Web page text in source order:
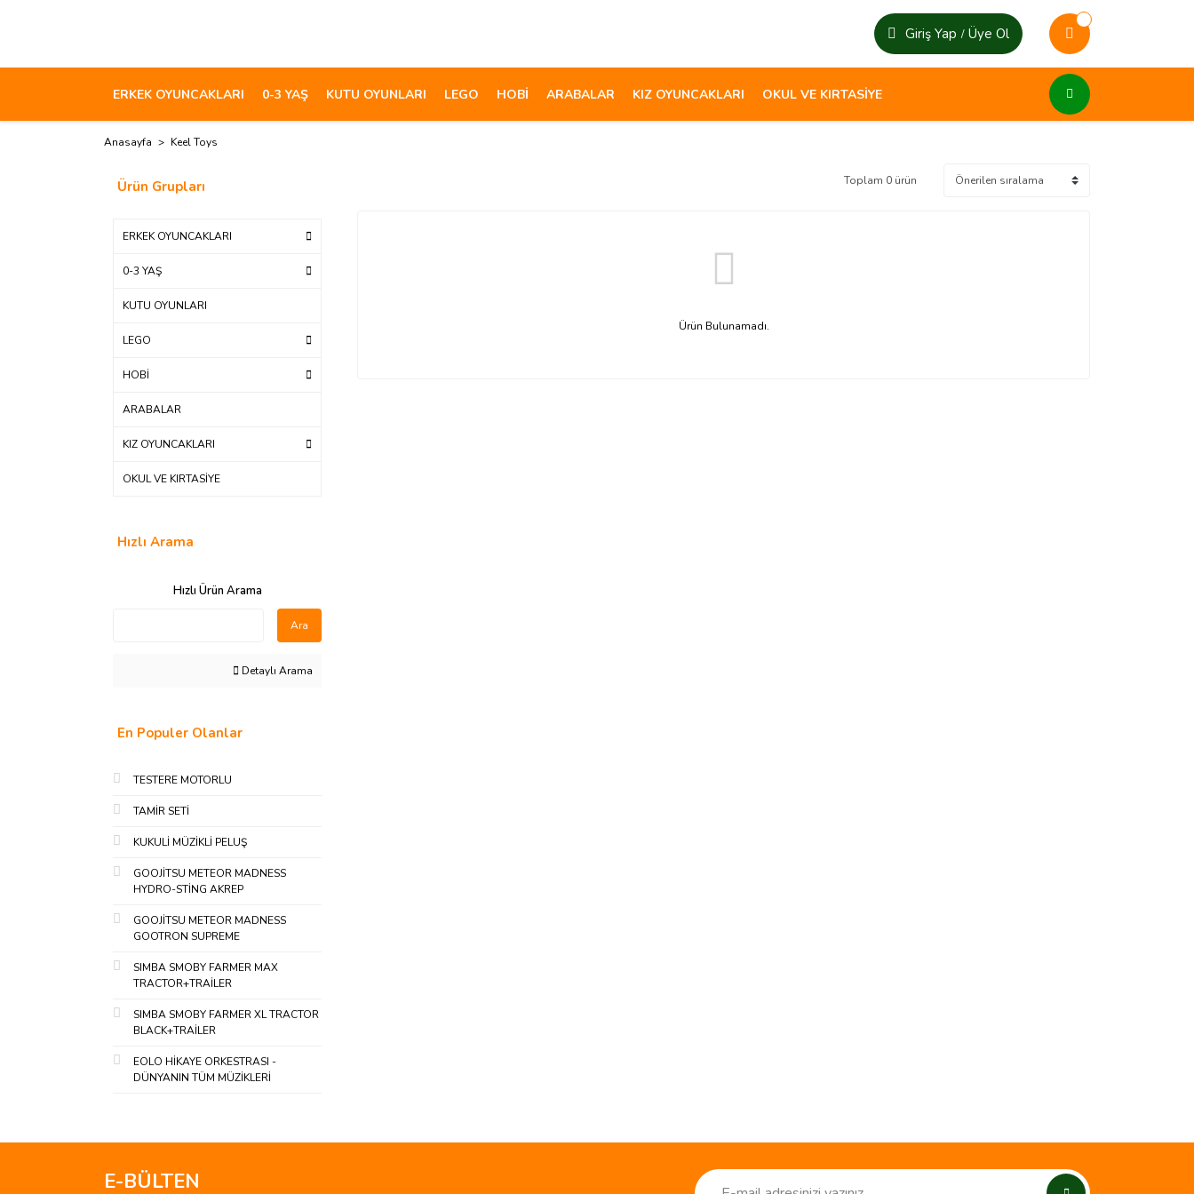
Giriş Yap / Üye Ol
ERKEK OYUNCAKLARI 0-3 YAŞ KUTU OYUNLARI LEGO HOBİ ARABALAR KIZ OYUNCAKLARI OKUL VE KIRTASİYE
Anasayfa Keel Toys
Ürün Grupları
ERKEK OYUNCAKLARI
0-3 YAŞ
KUTU OYUNLARI
LEGO
HOBİ
ARABALAR
KIZ OYUNCAKLARI
OKUL VE KIRTASİYE
Hızlı Arama
Hızlı Ürün Arama
Ara
Detaylı Arama
En Populer Olanlar
TESTERE MOTORLU
TAMİR SETİ
KUKULİ MÜZİKLİ PELUŞ
GOOJİTSU METEOR MADNESS
HYDRO-STİNG AKREP
GOOJİTSU METEOR MADNESS
GOOTRON SUPREME
SIMBA SMOBY FARMER MAX
TRACTOR+TRAİLER
SIMBA SMOBY FARMER XL TRACTOR
BLACK+TRAİLER
EOLO HİKAYE ORKESTRASI -
DÜNYANIN TÜM MÜZİKLERİ
Toplam 0 ürün
Ürün Bulunamadı.
E-BÜLTEN